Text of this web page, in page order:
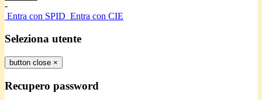
-
Entra con SPID Entra con CIE
Seleziona utente
button close ×
Recupero password